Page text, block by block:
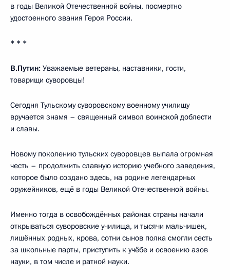
в годы Великой Отечественной войны, посмертно
удостоенного звания Героя России.
* * *
В.Путин: Уважаемые ветераны, наставники, гости,
товарищи суворовцы!
Сегодня Тульскому суворовскому военному училищу
вручается знамя – священный символ воинской доблести
и славы.
Новому поколению тульских суворовцев выпала огромная
честь – продолжить славную историю учебного заведения,
которое было создано здесь, на родине легендарных
оружейников, ещё в годы Великой Отечественной войны.
Именно тогда в освобождённых районах страны начали
открываться суворовские училища, и тысячи мальчишек,
лишённых родных, крова, сотни сынов полка смогли сесть
за школьные парты, приступить к учёбе и освоению азов
науки, в том числе и ратной науки.